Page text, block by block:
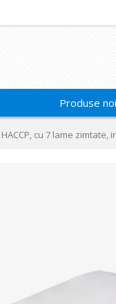
Produse noi
cu 7 lame zimtate,